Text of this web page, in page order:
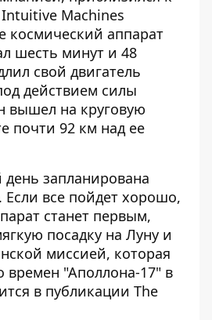
Machines
космический аппарат
шесть минут и 48
свой двигатель
действием силы
вышел на круговую
почти 92 км над ее
запланирована
Если все пойдет хорошо,
станет первым,
посадку на Луну и
миссией, которая
времен "Аполлона-17" в
в публикации The